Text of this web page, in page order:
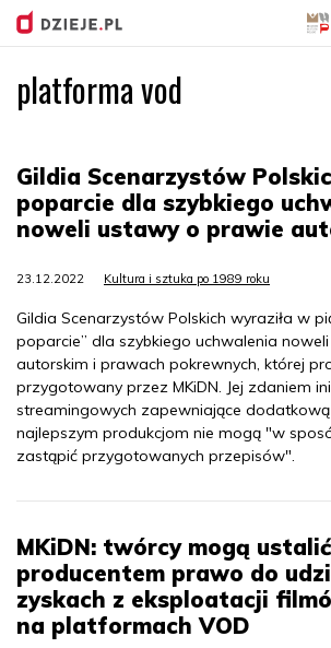
platforma vod
Gildia Scenarzystów
poparcie dla szybkiego
noweli ustawy o prawie
23.12.2022 Kultura i sztuka po 1989 roku
Gildia Scenarzystów Polskich wyraziła w
poparcie” dla szybkiego uchwalenia
autorskim i prawach pokrewnych, której
przygotowany przez MKiDN. Jej zdaniem
streamingowych zapewniające
najlepszym produkcjom nie mogą "w
zastąpić przygotowanych przepisów".
MKiDN: twórcy mogą
producentem prawo do
zyskach z eksploatacji
na platformach VOD